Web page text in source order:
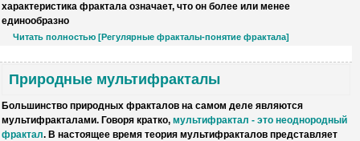
характеристика фрактала означает, что он более или менее
единообразно
Читать полностью [Регулярные фракталы-понятие фрактала]
Природные мультифракталы
Большинство природных фракталов на самом деле являются
мультифракталами. Говоря кратко, мультифрактал - это неоднородный
фрактал. В настоящее время теория мультифракталов представляет